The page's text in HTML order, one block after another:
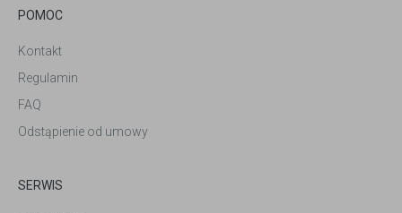
POMOC
Kontakt
Regulamin
FAQ
Odstąpienie od umowy
SERWIS